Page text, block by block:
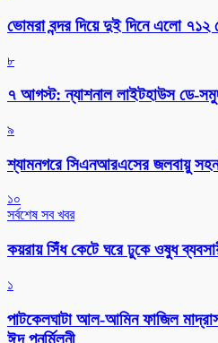
ভোমরা বন্দর দিয়ে দুই দিনে এলো ৭১২
৮
৭ আগস্ট: ন্যাশনাল লাইটহাউস ডে-
৯
শ্যামনগরে সিএনআরএসের জলবায়ু
১০
সর্বশেষ সব খবর
কয়রায় সিঁধ কেটে ঘরে ঢুকে ওষুধ
১
পাটকেলঘাটা আল-আমিন ফাজিল
ঈদ পুনর্মিলনী